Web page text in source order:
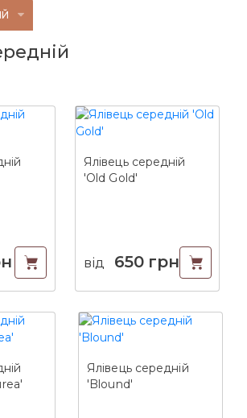
Ялівець середній
'Old Gold'
від 650 грн
Ялівець середній
'Blound'